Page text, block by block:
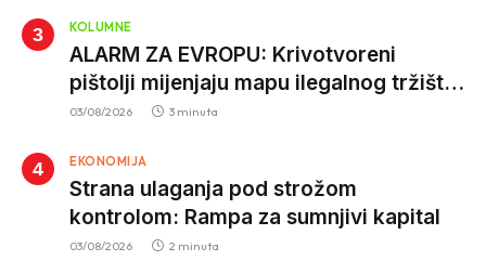
KOLUMNE
ALARM ZA EVROPU: Krivotvoreni
pištolji mijenjaju mapu ilegalnog tržišta,
istrage ukazuju na proizvodnju van EU
03/08/2026 3 minuta
EKONOMIJA
Strana ulaganja pod strožom
kontrolom: Rampa za sumnjivi kapital
03/08/2026 2 minuta